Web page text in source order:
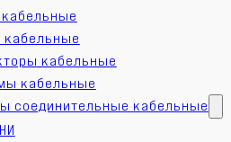
кабельные
кабельные
соединительные кабельные